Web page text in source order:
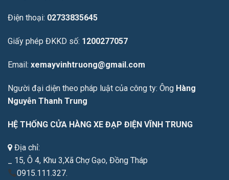
Điện thoại: 02733835645
Giấy phép ĐKKD số: 1200277057
Email: xemayvinhtruong@gmail.com
Người đại diện theo pháp luật của công ty: Ông Hàng
Nguyễn Thanh Trung
HỆ THỐNG CỬA HÀNG XE ĐẠP ĐIỆN VĨNH TRUNG
Địa chỉ:
_ 15, Ô 4, Khu 3,Xã Chợ Gạo, Đồng Tháp
0915.111.327.